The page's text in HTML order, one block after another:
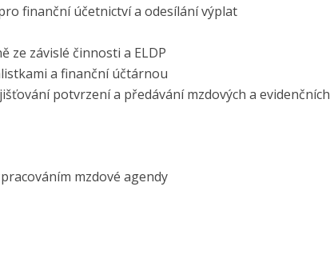
finanční účetnictví a odesílání výplat
ze závislé činnosti a ELDP
a finanční účtárnou
potvrzení a předávání mzdových a evidenčních
mzdové agendy